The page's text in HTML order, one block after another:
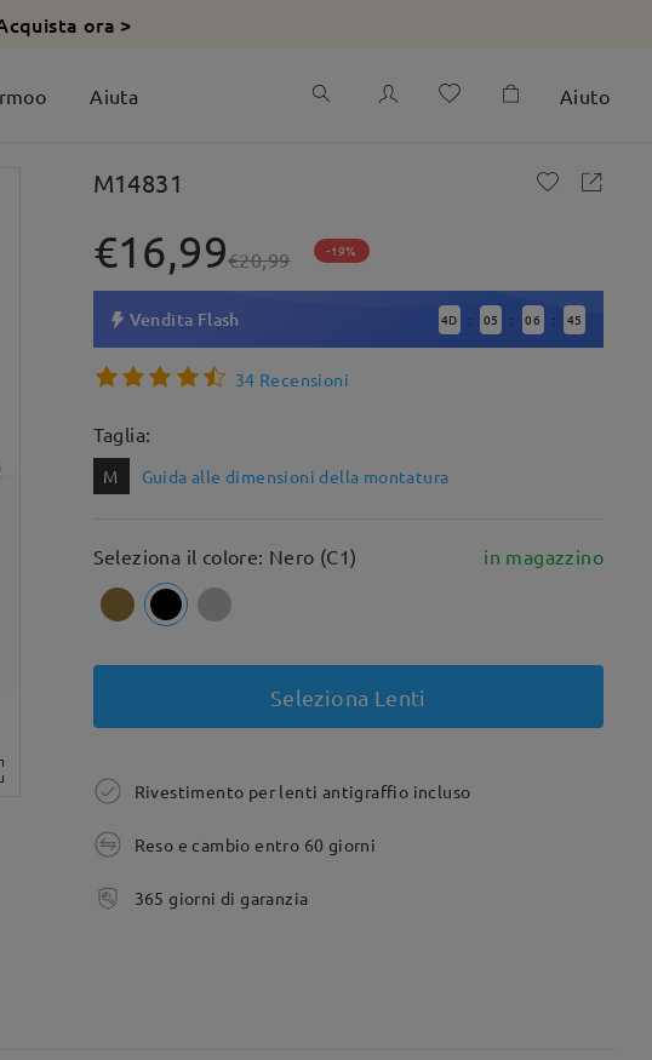
ora >
Aiuta Aiuto
M14831
€16,99€20,99 -19%
Vendita Flash 4D : 05 : 06 : 43
34 Recensioni
Taglia:
M Guida alle dimensioni della montatura
Seleziona il colore: Nero (C1) in magazzino
Seleziona Lenti
Rivestimento per lenti antigraffio incluso
Reso e cambio entro 60 giorni
365 giorni di garanzia